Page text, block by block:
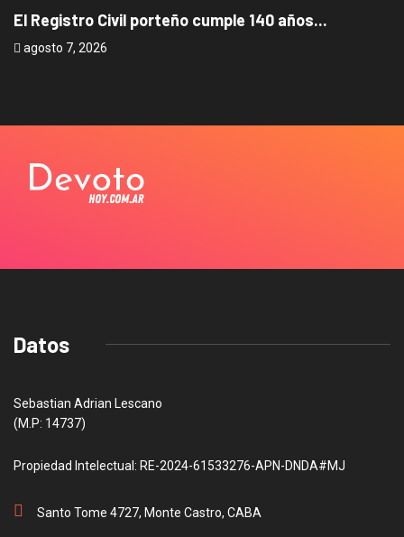
El Registro Civil porteño cumple 140 años...
agosto 7, 2026
Datos
Sebastian Adrian Lescano
(M.P: 14737)
Propiedad Intelectual: RE-2024-61533276-APN-DNDA#MJ
Santo Tome 4727, Monte Castro, CABA